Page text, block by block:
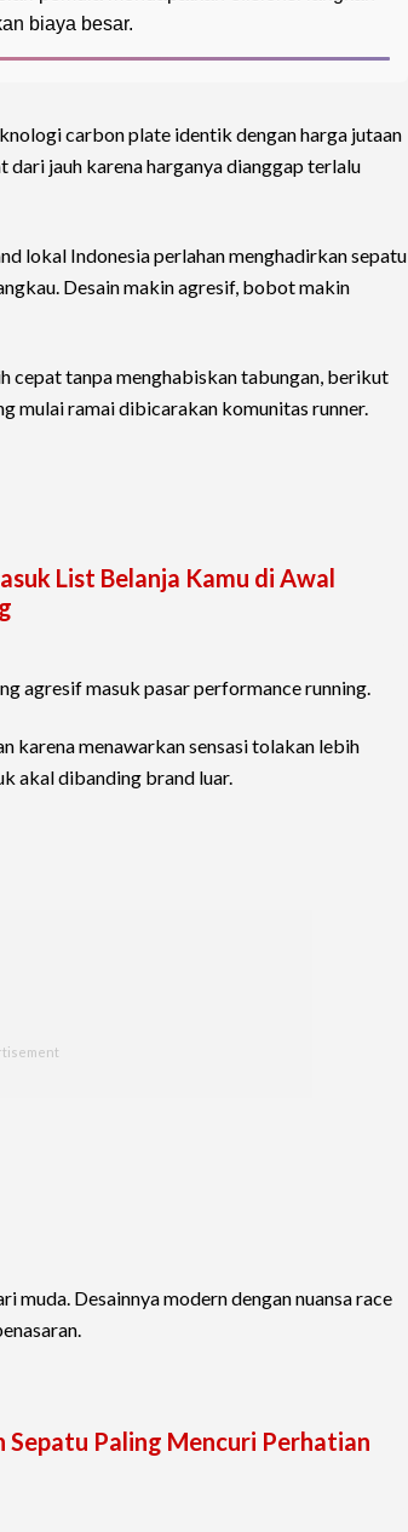
biaya besar.
carbon plate identik dengan harga jutaan
dari jauh karena harganya dianggap terlalu
lokal Indonesia perlahan menghadirkan sepatu
Desain makin agresif, bobot makin
cepat tanpa menghabiskan tabungan, berikut
mulai ramai dibicarakan komunitas runner.
List Belanja Kamu di Awal
agresif masuk pasar performance running.
karena menawarkan sensasi tolakan lebih
akal dibanding brand luar.
muda. Desainnya modern dengan nuansa race
Sepatu Paling Mencuri Perhatian